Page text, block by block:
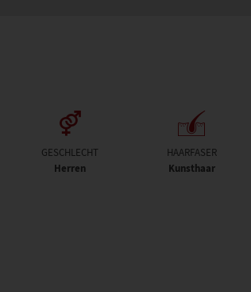
GESCHLECHT
Herren
HAARFASER
Kunsthaar